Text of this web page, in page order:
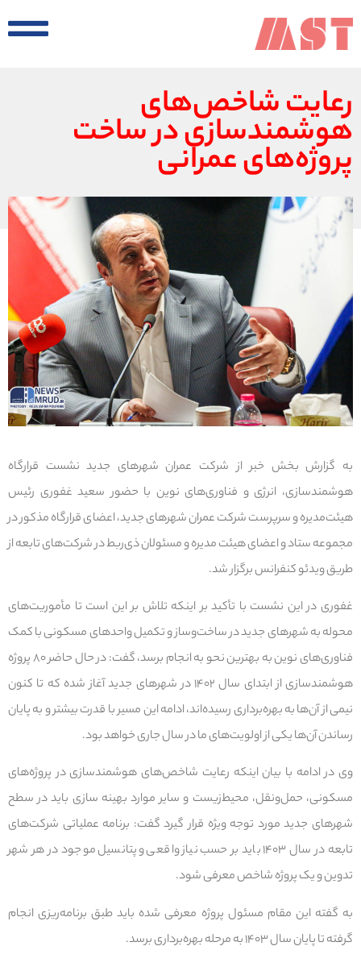
رعایت شاخص‌های
هوشمندسازی در ساخت
پروژه‌های عمرانی
به گزارش بخش خبر از شرکت عمران شهرهای جدید نشست قرارگاه
هوشمندسازی، انرژی و فناوری‌های نوین با حضور سعید غفوری رئیس
هیئت‌مدیره و سرپرست شرکت عمران شهرهای جدید، اعضای قرارگاه مذکور در
مجموعه ستاد و اعضای هیئت مدیره و مسئولان ذی‌ربط در شرکت‌های تابعه از
طریق ویدئو کنفرانس برگزار شد.
غفوری در این نشست با تأکید بر اینکه تلاش بر این است تا مأموریت‌های
محوله به شهرهای جدید در ساخت‌وساز و تکمیل واحدهای مسکونی با کمک
فناوری‌های نوین به بهترین نحو به انجام برسد، گفت: در حال حاضر ۸۰ پروژه
هوشمندسازی از ابتدای سال ۱۴۰۲ در شهرهای جدید آغاز شده که تا کنون
نیمی از آن‌ها به بهره‌برداری رسیده‌اند، ادامه این مسیر با قدرت بیشتر و به پایان
رساندن آن‌ها یکی از اولویت‌های ما در سال جاری خواهد بود.
وی در ادامه با بیان اینکه رعایت شاخص‌های هوشمندسازی در پروژه‌های
مسکونی، حمل‌ونقل، محیط‌زیست و سایر موارد بهینه سازی باید در سطح
شهرهای جدید مورد توجه ویژه قرار گیرد گفت: برنامه عملیاتی شرکت‌های
تابعه در سال ۱۴۰۳ باید بر حسب نیاز واقعی و پتانسیل موجود در هر شهر
تدوین و یک پروژه شاخص معرفی شود.
به گفته این مقام مسئول پروژه معرفی شده باید طبق برنامه‌ریزی انجام
گرفته تا پایان سال ۱۴۰۳ به مرحله بهره‌برداری برسد.